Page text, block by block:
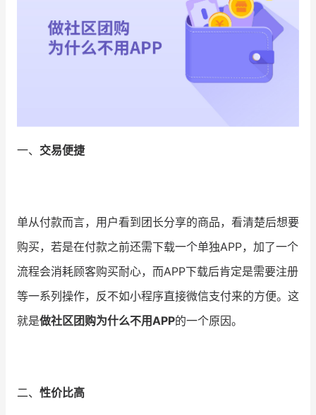
增长俱乐部 有赞商盟
商家社区 社群交流
认证服务商
一、 交易便捷
单从付款而言，用户看到团长分享的商品，看清楚后想要
购买，若是在付款之前还需下载一个单独APP，加了一个
流程会消耗顾客购买耐心，而APP下载后肯定是需要注册
等一系列操作，反不如小程序直接微信支付来的方便。这
就是做社区团购为什么不用APP的一个原因。
二、 性价比高